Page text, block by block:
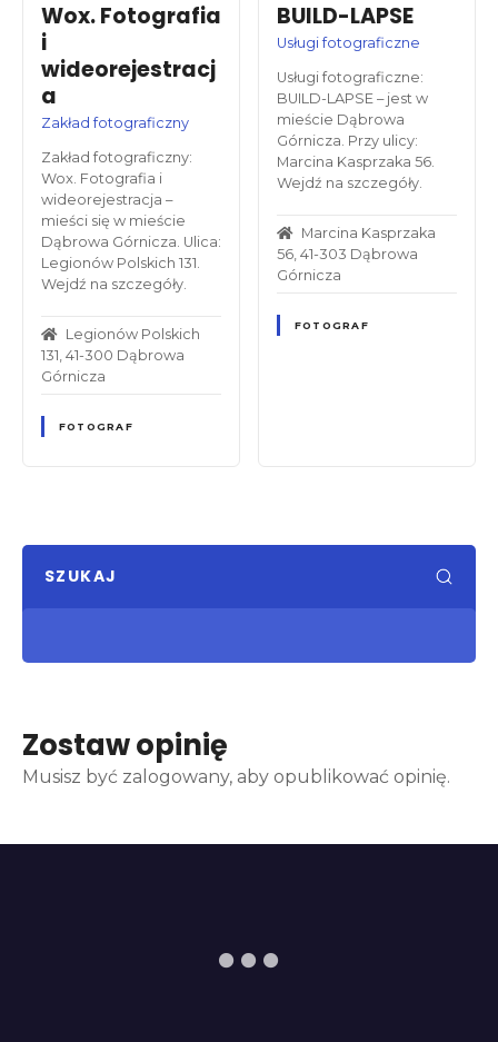
Wox. Fotografia
i
wideorejestracj
a
Zakład fotograficzny
Zakład fotograficzny:
Wox. Fotografia i
wideorejestracja –
mieści się w mieście
Dąbrowa Górnicza. Ulica:
Legionów Polskich 131.
Wejdź na szczegóły.
Legionów Polskich
131, 41-300 Dąbrowa
Górnicza
FOTOGRAF
BUILD-LAPSE
Usługi fotograficzne
Usługi fotograficzne:
BUILD-LAPSE – jest w
mieście Dąbrowa
Górnicza. Przy ulicy:
Marcina Kasprzaka 56.
Wejdź na szczegóły.
Marcina Kasprzaka
56, 41-303 Dąbrowa
Górnicza
FOTOGRAF
SZUKAJ
Zostaw opinię
Musisz być zalogowany, aby opublikować opinię.